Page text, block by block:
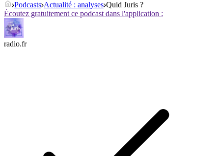
Podcasts Actualité : analyses Quid Juris ?
Écoutez gratuitement ce podcast dans l'application :
radio.fr